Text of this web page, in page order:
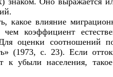
какое влияние
коэффициент
оценки соотношений
(1973, с. 23). Если отток
к убыли населения,